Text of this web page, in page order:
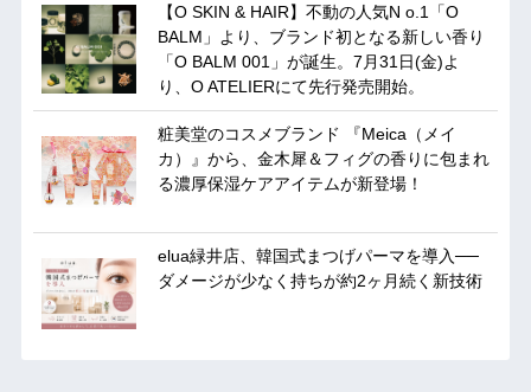
【O SKIN & HAIR】不動の人気N o.1「O
BALM」より、ブランド初となる新しい香り
「O BALM 001」が誕生。7月31日(金)よ
り、O ATELIERにて先行発売開始。
粧美堂のコスメブランド 『Meica（メイ
カ）』から、金木犀＆フィグの香りに包まれ
る濃厚保湿ケアアイテムが新登場！
elua緑井店、韓国式まつげパーマを導入──
ダメージが少なく持ちが約2ヶ月続く新技術